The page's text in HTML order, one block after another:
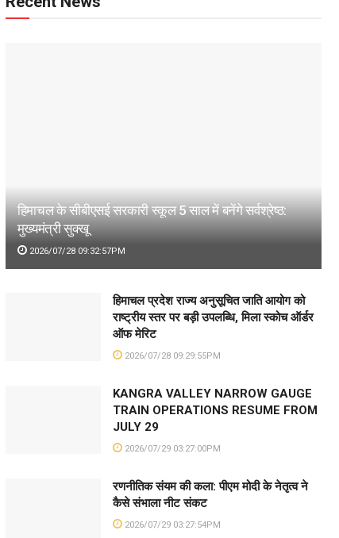
हिमाचल के सीबीएसई सरकारी स्कूल 5 साल में बनेंगे सर्वश्रेष्ठ:
मुख्यमंत्री सुक्खू
2026/07/28 09:32:57PM
हिमाचल प्रदेश राज्य अनुसूचित जाति आयोग को
राष्ट्रीय स्तर पर बड़ी उपलब्धि, मिला स्कोच ऑर्डर
ऑफ मेरिट
2026/07/28 09:29:55PM
KANGRA VALLEY NARROW GAUGE
TRAIN OPERATIONS RESUME FROM
JULY 29
2026/07/29 03:27:00PM
रणनीतिक संयम की कला: पीएम मोदी के नेतृत्व ने
कैसे संभाला नीट संकट
2026/07/29 03:27:54PM